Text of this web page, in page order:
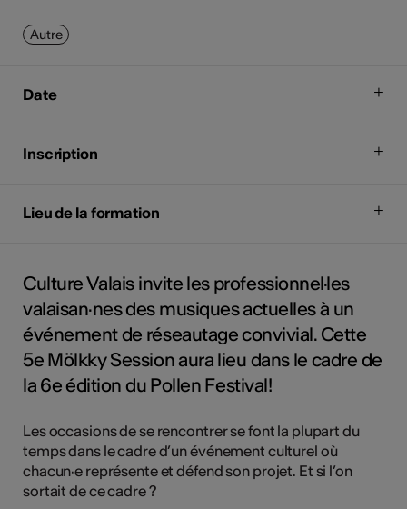
Autre
Date
Inscription
Lieu de la formation
Culture Valais invite les professionnel·les
valaisan·nes des musiques actuelles à un
événement de réseautage convivial. Cette
5e Mölkky Session aura lieu dans le cadre de
la 6e édition du Pollen Festival!
Les occasions de se rencontrer se font la plupart du
temps dans le cadre d’un événement culturel où
chacun·e représente et défend son projet. Et si l’on
sortait de ce cadre ?